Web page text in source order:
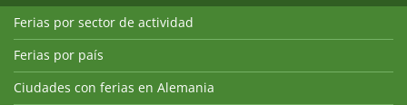
Ferias por sector de actividad
Ferias por país
Ciudades con ferias en Alemania